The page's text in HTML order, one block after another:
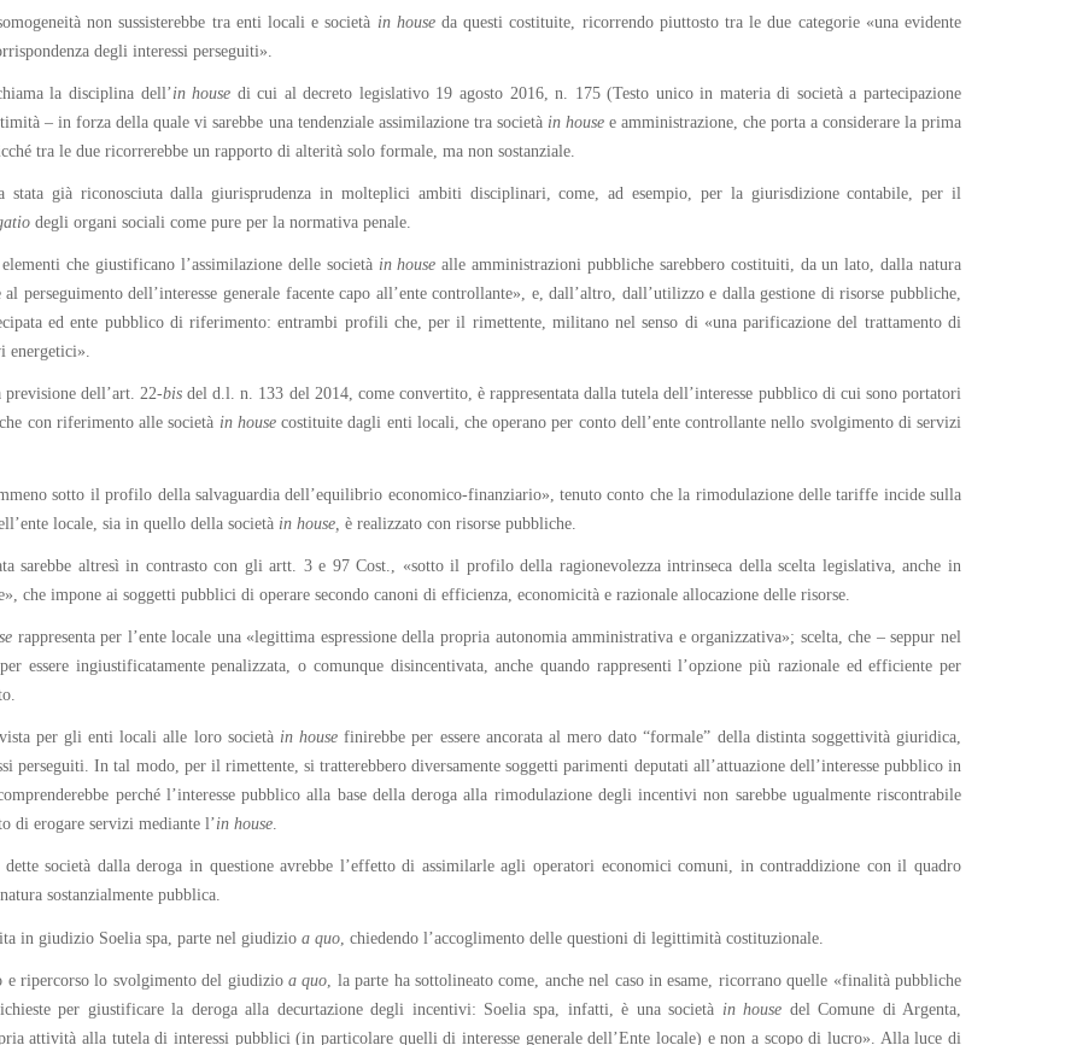
non sussisterebbe tra enti locali e società in houseda questi costituite, ricorrendo piuttosto tra le due categorie «una evidente
degli interessi perseguiti».
la disciplina dell’inhouse di cui al decreto legislativo 19 agosto 2016, n. 175 (Testo unico in materia di società a partecipazione
– in forza della quale vi sarebbe una tendenziale assimilazione tra società in housee amministrazione, che porta a considerare la prima
tra le due ricorrerebbe un rapporto di alterità solo formale, ma non sostanziale.
stata già riconosciuta dalla giurisprudenza in molteplici ambiti disciplinari, come, ad esempio, per la giurisdizione contabile, per il
degli organi sociali come pure per la normativa penale.
che giustificano l’assimilazione delle società in house alle amministrazioni pubbliche sarebbero costituiti, da un lato, dalla natura
perseguimento dell’interesse generale facente capo all’ente controllante», e, dall’altro, dall’utilizzo e dalla gestione di risorse pubbliche,
ed ente pubblico di riferimento: entrambi profili che, per il rimettente, militano nel senso di «una parificazione del trattamento di
energetici».
previsione dell’art. 22-bisdel d.l. n. 133 del 2014, come convertito, è rappresentata dalla tutela dell’interesse pubblico di cui sono portatori
con riferimento alle società in housecostituite dagli enti locali, che operano per conto dell’ente controllante nello svolgimento di servizi
sotto il profilo della salvaguardia dell’equilibrio economico-finanziario», tenuto conto che la rimodulazione delle tariffe incide sulla
locale, sia in quello della società in house, è realizzato con risorse pubbliche.
sarebbe altresì in contrasto con gli artt. 3 e 97 Cost., «sotto il profilo della ragionevolezza intrinseca della scelta legislativa, anche in
che impone ai soggetti pubblici di operare secondo canoni di efficienza, economicità e razionale allocazione delle risorse.
rappresenta per l’ente locale una «legittima espressione della propria autonomia amministrativa e organizzativa»; scelta, che – seppur nel
essere ingiustificatamente penalizzata, o comunque disincentivata, anche quando rappresenti l’opzione più razionale ed efficiente per
per gli enti locali alle loro società in house finirebbe per essere ancorata al mero dato “formale” della distinta soggettività giuridica,
perseguiti. In tal modo, per il rimettente, si tratterebbero diversamente soggetti parimenti deputati all’attuazione dell’interesse pubblico in
perché l’interesse pubblico alla base della deroga alla rimodulazione degli incentivi non sarebbe ugualmente riscontrabile
di erogare servizi mediante l’in house.
società dalla deroga in questione avrebbe l’effetto di assimilarle agli operatori economici comuni, in contraddizione con il quadro
sostanzialmente pubblica.
in giudizio Soelia spa, parte nel giudizioa quo , chiedendo l’accoglimento delle questioni di legittimità costituzionale.
ripercorso lo svolgimento del giudizioa quo , la parte ha sottolineato come, anche nel caso in esame, ricorrano quelle «finalità pubbliche
per giustificare la deroga alla decurtazione degli incentivi: Soelia spa, infatti, è una società in house del Comune di Argenta,
attività alla tutela di interessi pubblici (in particolare quelli di interesse generale dell’Ente locale) e non a scopo di lucro». Alla luce di